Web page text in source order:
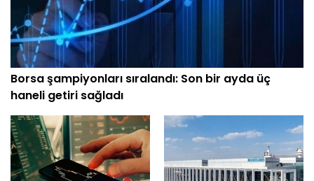
Borsa şampiyonları sıralandı: Son bir ayda üç
haneli getiri sağladı